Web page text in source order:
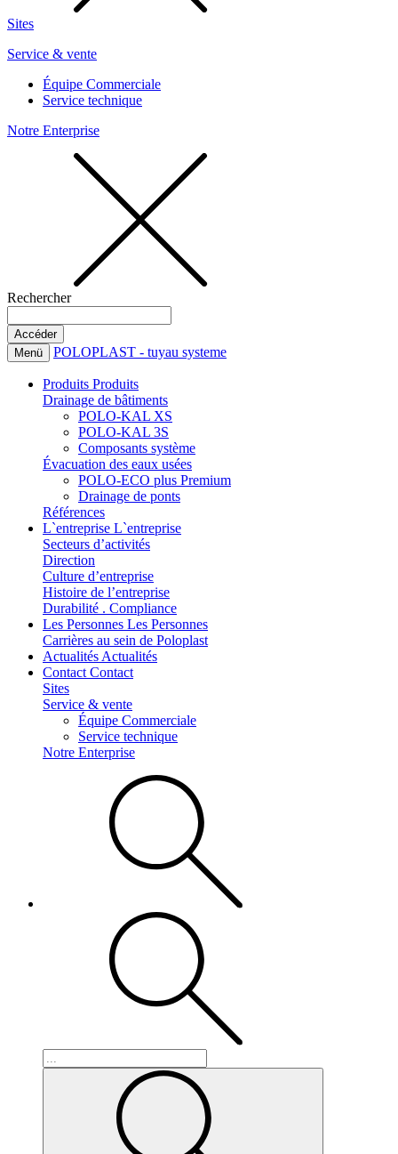
Sites
Service & vente
Équipe Commerciale
Service technique
Notre Enterprise
Rechercher
Menü POLOPLAST - tuyau systeme
Produits Produits
Drainage de bâtiments
POLO-KAL XS
POLO-KAL 3S
Composants système
Évacuation des eaux usées
POLO-ECO plus Premium
Drainage de ponts
Références
L`entreprise L`entreprise
Secteurs d’activités
Direction
Culture d’entreprise
Histoire de l’entreprise
Durabilité . Compliance
Les Personnes Les Personnes
Carrières au sein de Poloplast
Actualités Actualités
Contact Contact
Sites
Service & vente
Équipe Commerciale
Service technique
Notre Enterprise